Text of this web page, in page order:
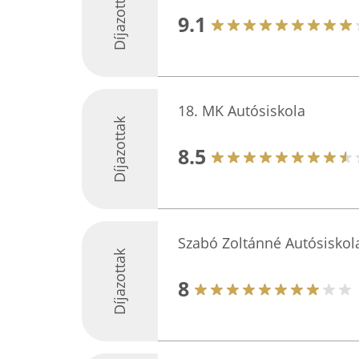
Díjazottak 9.1
Díjazottak
18. MK Autósiskola
8.5
Díjazottak
Szabó Zoltánné
8